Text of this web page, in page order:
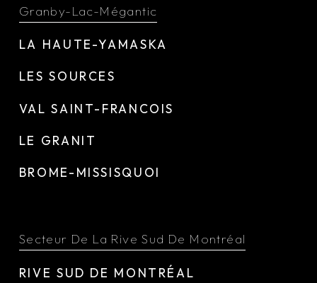
Granby-Lac-Mégantic
LA HAUTE-YAMASKA
LES SOURCES
VAL SAINT-FRANCOIS
LE GRANIT
BROME-MISSISQUOI
Secteur De La Rive Sud De Montréal
RIVE SUD DE MONTRÉAL